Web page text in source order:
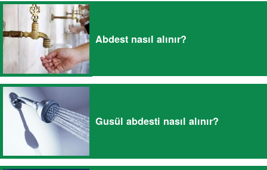
Abdest nasıl alınır?
Gusül abdesti nasıl alınır?